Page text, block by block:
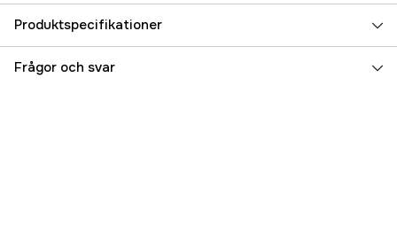
Produktspecifikationer
Referensnummer 5000022826
Frågor och svar